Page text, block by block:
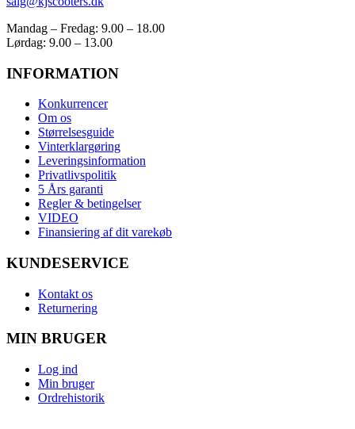
Mandag – Fredag: 9.00 – 18.00
Lørdag: 9.00 – 13.00
INFORMATION
Konkurrencer
Om os
Størrelsesguide
Vinterklargøring
Leveringsinformation
Privatlivspolitik
5 Års garanti
Regler & betingelser
VIDEO
Finansiering af dit varekøb
KUNDESERVICE
Kontakt os
Returnering
MIN BRUGER
Log ind
Min bruger
Ordrehistorik